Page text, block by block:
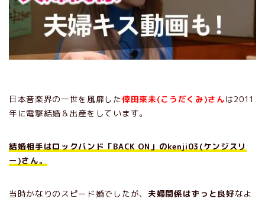
日本音楽界の一世を風靡した倖田來未(こうだくみ)さんは2011
年に電撃結婚＆出産をしています。
結婚相手はロックバンド「BACK ON」のkenji03(ケンジスリ
ー)さん。
当時かなりのスピード婚でしたが、 夫婦関係はずっと良好なよ